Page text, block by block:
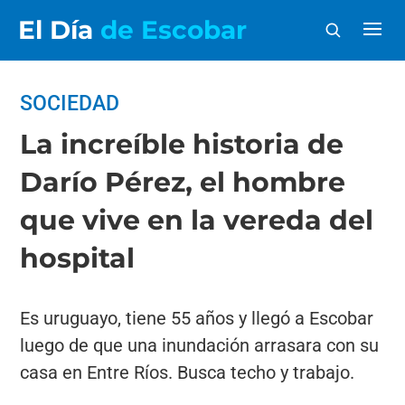
El Día de Escobar
SOCIEDAD
La increíble historia de
Darío Pérez, el hombre
que vive en la vereda del
hospital
Es uruguayo, tiene 55 años y llegó a Escobar
luego de que una inundación arrasara con su
casa en Entre Ríos. Busca techo y trabajo.